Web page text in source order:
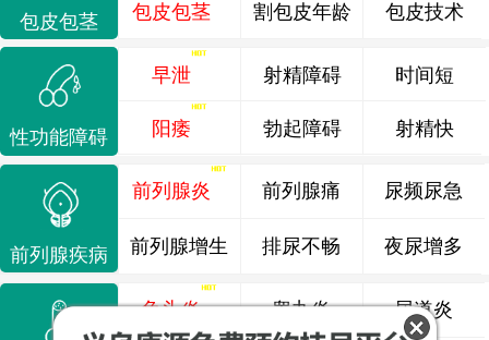
包皮包茎 包皮包茎 割包皮年龄 包皮技术
性功能障碍
早泄
阳痿
射精障碍
勃起障碍
时间短
射精快
前列腺疾病
前列腺炎 前列腺痛 尿频尿急
前列腺增生 排尿不畅 夜尿增多
龟头炎 睾丸炎 尿道炎